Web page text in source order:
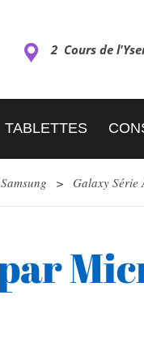
2 Cours de
TABLETTES
Samsung > Galaxy Série